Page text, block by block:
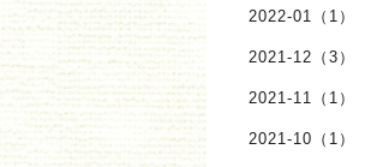
2022-01（1）
2021-12（3）
2021-11（1）
2021-10（1）